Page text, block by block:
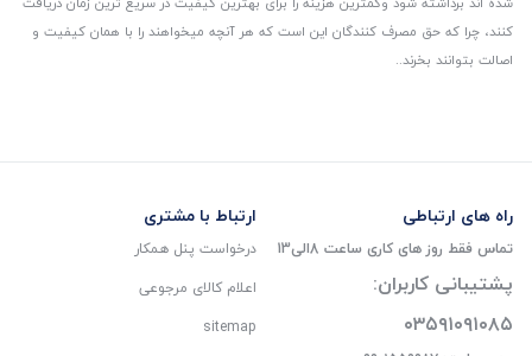
کنند، چرا که حق مصرف کنندگان این است که هر آنچه میخواهند را با همان کیفیت و
اصالت بتوانند بخرند..
راه های ارتباطی
تماس فقط روز های کاری ساعت 8الی13
پشتیبانی کاربران:
۰۳۵۹۱۰۹۱۰۸۵
ارتباط با مشتری
درخواست پنل همکار
اعلام کالای مرجوعی
sitemap